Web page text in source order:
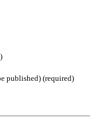
published) (required)